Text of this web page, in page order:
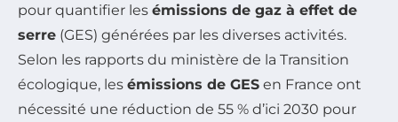
pour quantifier les émissions de gaz à effet de
serre (GES) générées par les diverses activités.
Selon les rapports du ministère de la Transition
écologique, les émissions de GES en France ont
nécessité une réduction de 55 % d’ici 2030 pour